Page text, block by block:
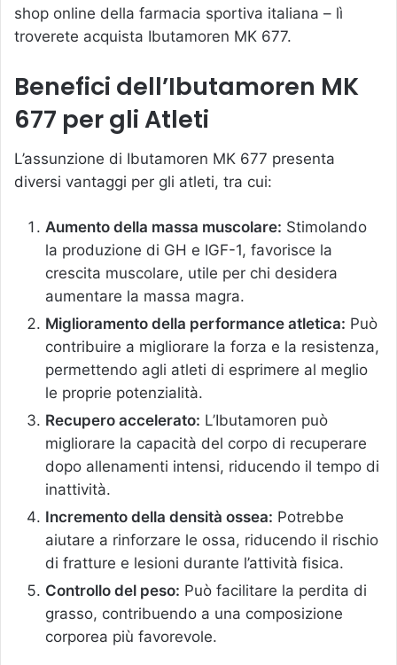
shop online della farmacia sportiva italiana – lì
troverete acquista Ibutamoren MK 677.
Benefici dell’Ibutamoren MK
677 per gli Atleti
L’assunzione di Ibutamoren MK 677 presenta
diversi vantaggi per gli atleti, tra cui:
Aumento della massa muscolare: Stimolando
la produzione di GH e IGF-1, favorisce la
crescita muscolare, utile per chi desidera
aumentare la massa magra.
Miglioramento della performance atletica: Può
contribuire a migliorare la forza e la resistenza,
permettendo agli atleti di esprimere al meglio
le proprie potenzialità.
Recupero accelerato: L’Ibutamoren può
migliorare la capacità del corpo di recuperare
dopo allenamenti intensi, riducendo il tempo di
inattività.
Incremento della densità ossea: Potrebbe
aiutare a rinforzare le ossa, riducendo il rischio
di fratture e lesioni durante l’attività fisica.
Controllo del peso: Può facilitare la perdita di
grasso, contribuendo a una composizione
corporea più favorevole.